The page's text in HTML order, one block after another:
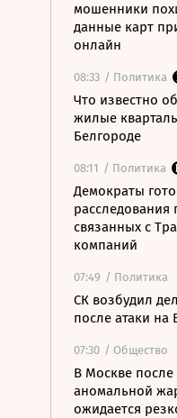
мошенники
данные карт
онлайн
08:33 / Политика
Что известно
жилые
Белгороде
08:11 / Политика
Демократы
расследования
связанных с
компаний
07:49 / Политика
СК возбудил
после атаки на
07:30 / Общество
В Москве после
аномальной
ожидается